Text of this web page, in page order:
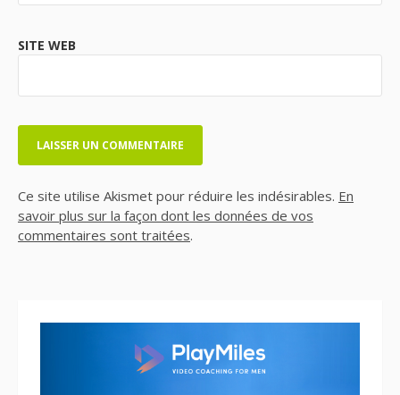
SITE WEB
Ce site utilise Akismet pour réduire les indésirables. En
savoir plus sur la façon dont les données de vos
commentaires sont traitées.